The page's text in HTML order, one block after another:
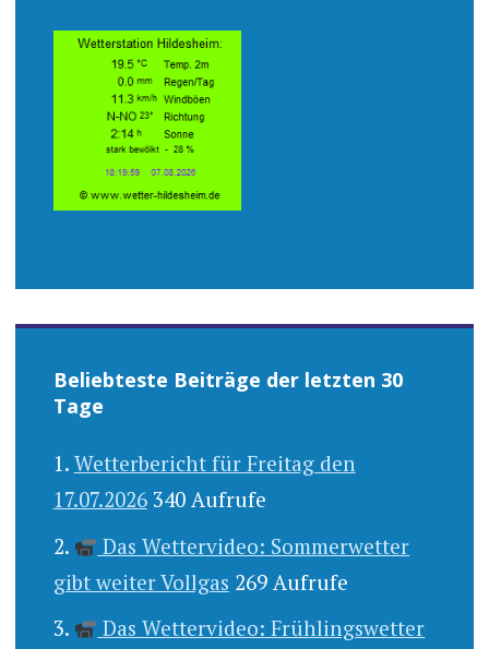
Beliebteste Beiträge der letzten 30
Tage
Wetterbericht für Freitag den
17.07.2026 340 Aufrufe
Das Wettervideo: Sommerwetter
gibt weiter Vollgas 269 Aufrufe
Das Wettervideo: Frühlingswetter